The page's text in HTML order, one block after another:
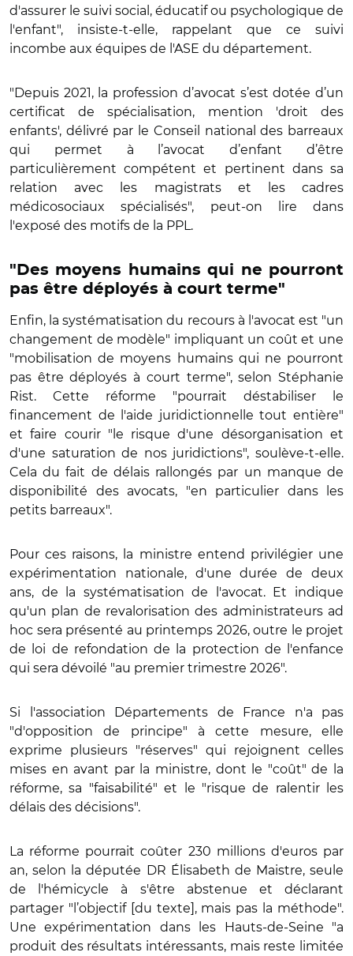
d'assurer le suivi social, éducatif ou psychologique de
l'enfant", insiste-t-elle, rappelant que ce suivi
incombe aux équipes de l'ASE du département.
"Depuis 2021, la profession d’avocat s’est dotée d’un
certificat de spécialisation, mention 'droit des
enfants', délivré par le Conseil national des barreaux
qui permet à l’avocat d’enfant d’être
particulièrement compétent et pertinent dans sa
relation avec les magistrats et les cadres
médicosociaux spécialisés", peut-on lire dans
l'exposé des motifs de la PPL.
"Des moyens humains qui ne pourront
pas être déployés à court terme"
Enfin, la systématisation du recours à l'avocat est "un
changement de modèle" impliquant un coût et une
"mobilisation de moyens humains qui ne pourront
pas être déployés à court terme", selon Stéphanie
Rist. Cette réforme "pourrait déstabiliser le
financement de l'aide juridictionnelle tout entière"
et faire courir "le risque d'une désorganisation et
d'une saturation de nos juridictions", soulève-t-elle.
Cela du fait de délais rallongés par un manque de
disponibilité des avocats, "en particulier dans les
petits barreaux".
Pour ces raisons, la ministre entend privilégier une
expérimentation nationale, d'une durée de deux
ans, de la systématisation de l'avocat. Et indique
qu'un plan de revalorisation des administrateurs ad
hoc sera présenté au printemps 2026, outre le projet
de loi de refondation de la protection de l'enfance
qui sera dévoilé "au premier trimestre 2026".
Si l'association Départements de France n'a pas
"d'opposition de principe" à cette mesure, elle
exprime plusieurs "réserves" qui rejoignent celles
mises en avant par la ministre, dont le "coût" de la
réforme, sa "faisabilité" et le "risque de ralentir les
délais des décisions".
La réforme pourrait coûter 230 millions d'euros par
an, selon la députée DR Élisabeth de Maistre, seule
de l'hémicycle à s'être abstenue et déclarant
partager "l’objectif [du texte], mais pas la méthode".
Une expérimentation dans les Hauts-de-Seine "a
produit des résultats intéressants, mais reste limitée